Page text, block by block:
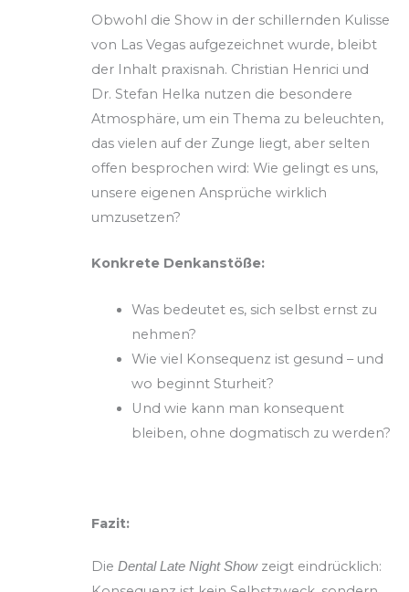
Obwohl die Show in der schillernden Kulisse
von Las Vegas aufgezeichnet wurde, bleibt
der Inhalt praxisnah. Christian Henrici und
Dr. Stefan Helka nutzen die besondere
Atmosphäre, um ein Thema zu beleuchten,
das vielen auf der Zunge liegt, aber selten
offen besprochen wird: Wie gelingt es uns,
unsere eigenen Ansprüche wirklich
umzusetzen?
Konkrete Denkanstöße:
Was bedeutet es, sich selbst ernst zu
nehmen?
Wie viel Konsequenz ist gesund – und
wo beginnt Sturheit?
Und wie kann man konsequent
bleiben, ohne dogmatisch zu werden?
Fazit:
Die Dental Late Night Showzeigt eindrücklich: